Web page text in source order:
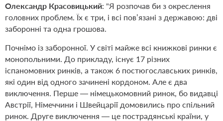
Олександр Красовицький: "Я розпочав би з окреслення
головних проблем. Їх є три, і всі пов’язані з державою: дві
заборонні та одна грошова.
Почнімо із заборонної. У світі майже всі книжкові ринки є
монопольними. До прикладу, існує 17 різних
іспаномовних ринків, а також 6 постюгославських ринків,
які один від одного зачинені кордоном. Але є два
виключення. Перше — німецькомовний ринок, бо видавці
Австрії, Німеччини і Швейцарії домовились про спільний
ринок. Друге виключення — це пострадянські країни, у